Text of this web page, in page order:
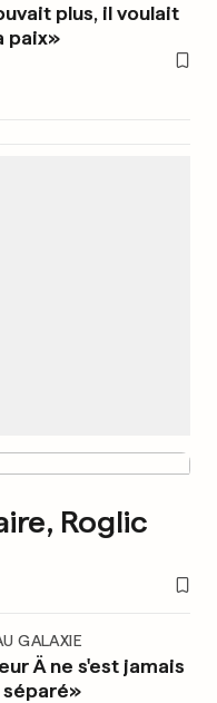
plus, il voulait
paix»
Roglic
GALAXIE
Ä ne s'est jamais